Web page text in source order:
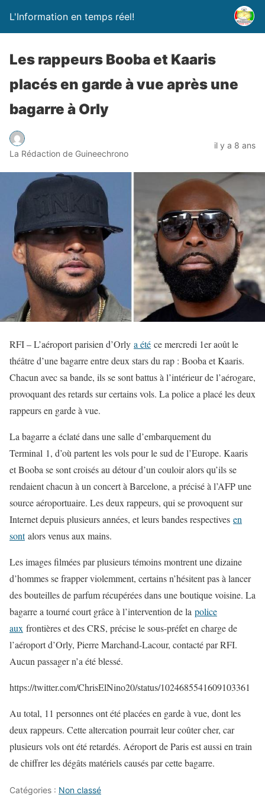
L'Information en temps réel!
Les rappeurs Booba et Kaaris
placés en garde à vue après une
bagarre à Orly
La Rédaction de Guineechrono
il y a 8 ans
RFI – L’aéroport parisien d’Orly a été ce mercredi 1er août le
théâtre d’une bagarre entre deux stars du rap : Booba et Kaaris.
Chacun avec sa bande, ils se sont battus à l’intérieur de l’aérogare,
provoquant des retards sur certains vols. La police a placé les deux
rappeurs en garde à vue.
La bagarre a éclaté dans une salle d’embarquement du
Terminal 1, d’où partent les vols pour le sud de l’Europe. Kaaris
et Booba se sont croisés au détour d’un couloir alors qu’ils se
rendaient chacun à un concert à Barcelone, a précisé à l’AFP une
source aéroportuaire. Les deux rappeurs, qui se provoquent sur
Internet depuis plusieurs années, et leurs bandes respectives en
sontalors venus aux mains.
Les images filmées par plusieurs témoins montrent une dizaine
d’hommes se frapper violemment, certains n’hésitent pas à lancer
des bouteilles de parfum récupérées dans une boutique voisine. La
bagarre a tourné court grâce à l’intervention de la police
aux frontières et des CRS, précise le sous-préfet en charge de
l’aéroport d’Orly, Pierre Marchand-Lacour, contacté par RFI.
Aucun passager n’a été blessé.
https://twitter.com/ChrisElNino20/status/1024685541609103361
Au total, 11 personnes ont été placées en garde à vue, dont les
deux rappeurs. Cette altercation pourrait leur coûter cher, car
plusieurs vols ont été retardés. Aéroport de Paris est aussi en train
de chiffrer les dégâts matériels causés par cette bagarre.
Catégories : Non classé